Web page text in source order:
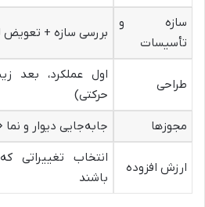
سازه و
تأسیسات
بررسی سازه + تعویض
طراحی
اول عملکرد، بعد
حرکتی)
مجوزها
جابه‌جایی دیوار و
ارزش افزوده
انتخاب تغییراتی
باشند